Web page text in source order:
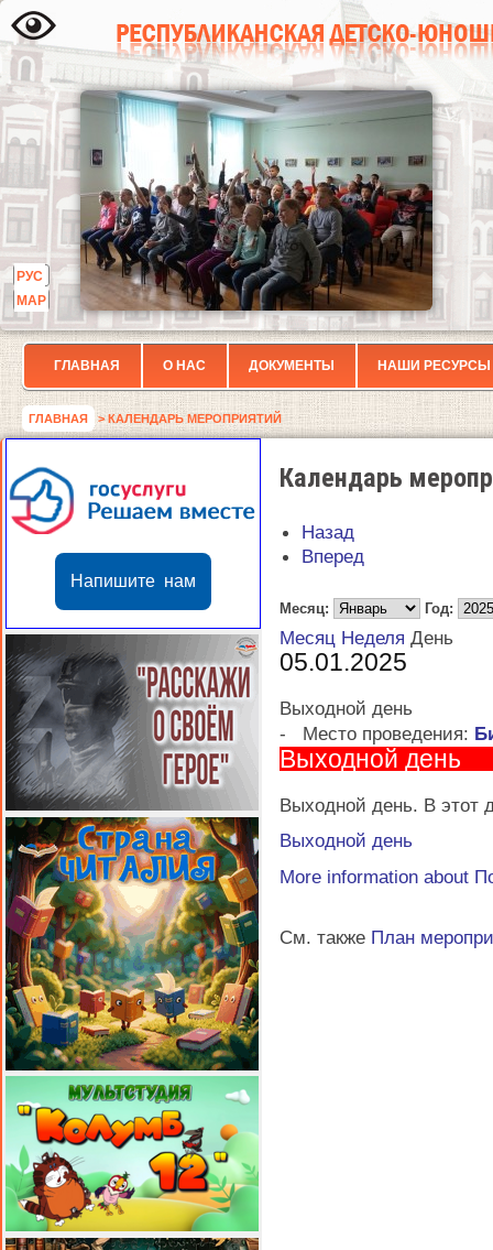
РУС
МАР
ГЛАВНАЯ О НАС ДОКУМЕНТЫ НАШИ РЕСУРСЫ
ГЛАВНАЯ > КАЛЕНДАРЬ МЕРОПРИЯТИЙ
Напишите нам
Календарь
Назад
Вперед
Месяц: Год:
Месяц Неделя День
05.01.2025
Выходной день
-
Место проведения:
Выходной день
Выходной день. В этот
Выходной день
More information about
См. также План